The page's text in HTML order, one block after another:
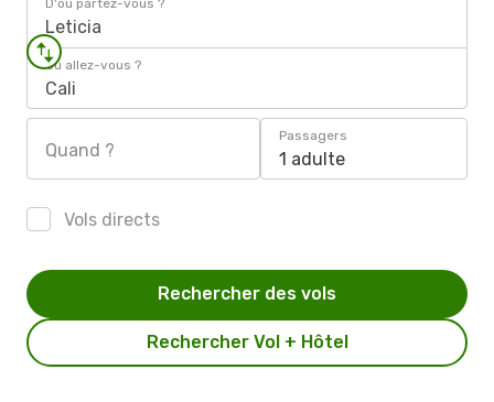
D'où partez-vous ?
Leticia
Où allez-vous ?
Cali
Quand ?
Passagers
1 adulte
Vols directs
Rechercher Vol + Hôtel
Rechercher des vols